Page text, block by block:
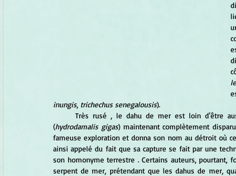
inungis, trichechus senegalousis).
(hydrodamalis gigas) maintenant complètement
fameuse exploration et donna son nom au détroit où
ainsi appelé du fait que sa capture se fait par une
son homonyme terrestre . Certains auteurs, pourtant,
serpent de mer, prétendant que les dahus de mer,